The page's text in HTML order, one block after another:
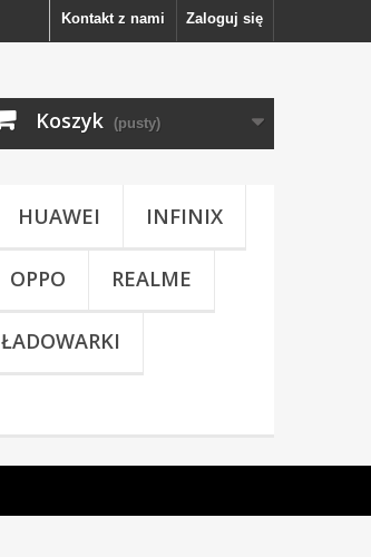
Zaloguj się
Kontakt z nami
Koszyk (pusty)
HUAWEI INFINIX
OPPO REALME
ŁADOWARKI